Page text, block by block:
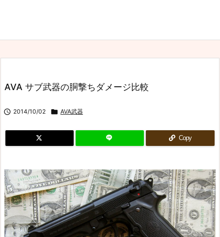
AVA サブ武器の胴撃ちダメージ比較
 2014/10/02  AVA武器
Copy